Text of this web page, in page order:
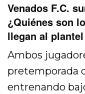
Venados F.C.
¿Quiénes son
llegan al
Ambos
pretemporada
entrenando